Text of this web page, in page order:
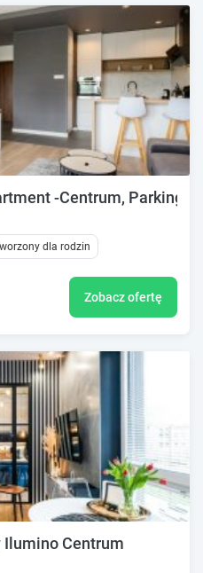
-Centrum, Parking,
dla rodzin
Zobacz ofertę
Centrum